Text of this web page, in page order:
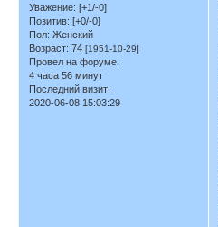
Уважение: [+1/-0]
Позитив: [+0/-0]
Пол: Женский
Возраст: 74 [1951-10-29]
Провел на форуме:
4 часа 56 минут
Последний визит:
2020-06-08 15:03:29